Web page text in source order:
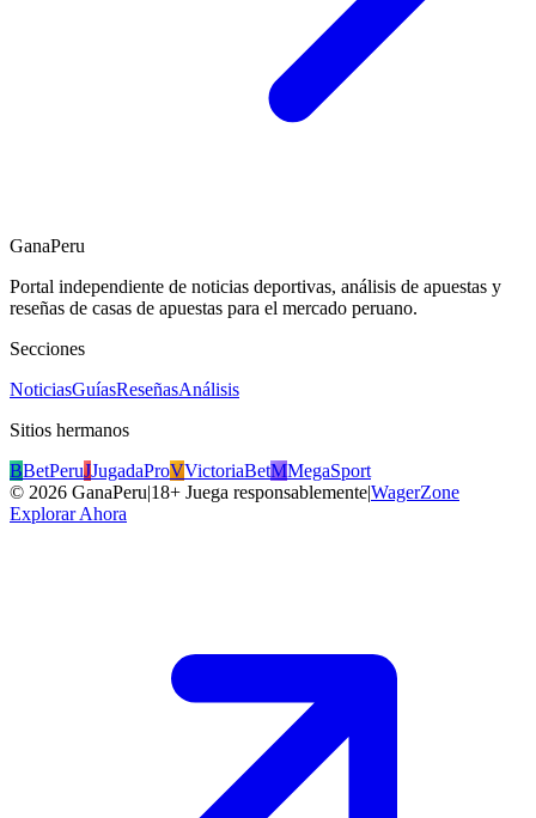
GanaPeru
Portal independiente de noticias deportivas, análisis de apuestas y
reseñas de casas de apuestas para el mercado peruano.
Secciones
NoticiasGuíasReseñasAnálisis
Sitios hermanos
BBetPeruJJugadaProVVictoriaBetMMegaSport
© 2026 GanaPeru|18+ Juega responsablemente|WagerZone
Explorar Ahora